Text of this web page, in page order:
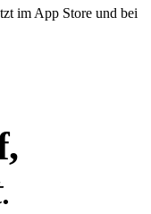
im App Store und bei